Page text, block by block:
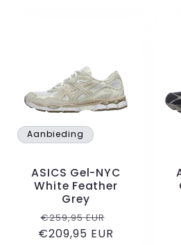
Aanbieding
ASICS Gel-NYC
White Feather
Grey
Normale
prijs
€259,95 EUR
€209,95 EUR